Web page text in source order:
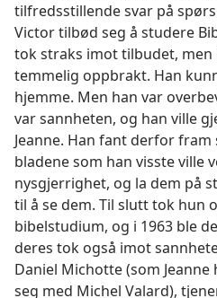
tilfredsstillende svar på
Victor tilbød seg å studere
tok straks imot tilbudet, men
temmelig oppbrakt. Han
hjemme. Men han var
var sannheten, og han ville
Jeanne. Han fant derfor
bladene som han visste ville
nysgjerrighet, og la dem på
til å se dem. Til slutt tok hun
bibelstudium, og i 1963 ble
deres tok også imot
Daniel Michotte (som
seg med Michel Valard),